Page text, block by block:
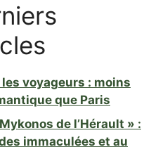
voyageurs : moins
que Paris
de l’Hérault » :
immaculées et au